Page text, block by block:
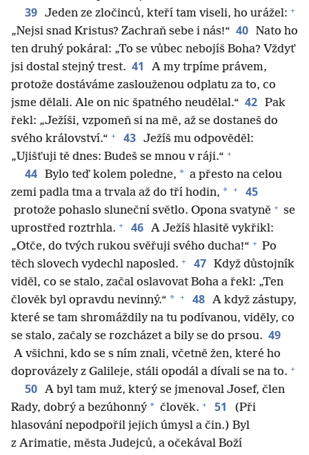
39 Jeden ze zločinců, kteří tam viseli, ho urážel: +
„Nejsi snad Kristus? Zachraň sebe i nás!“ 40 Nato ho
ten druhý pokáral: „To se vůbec nebojíš Boha? Vždyť
jsi dostal stejný trest. 41
A my trpíme právem,
protože dostáváme zaslouženou odplatu za to, co
jsme dělali. Ale on nic špatného neudělal.“ 42 Pak
řekl: „Ježíši, vzpomeň si na mě, až se dostaneš do
svého království.“ + 43 Ježíš mu odpověděl:
„Ujišťuji tě dnes: Budeš se mnou v ráji.“ +
44 Bylo teď kolem poledne, * a přesto na celou
zemi padla tma a trvala až do tří hodin, * + 45
protože pohaslo sluneční světlo. Opona svatyně + se
uprostřed roztrhla. + 46 A Ježíš hlasitě vykřikl:
„Otče, do tvých rukou svěřuji svého ducha!“ + Po
těch slovech vydechl naposled. + 47 Když důstojník
viděl, co se stalo, začal oslavovat Boha a řekl: „Ten
člověk byl opravdu nevinný.“ * + 48 A když zástupy,
které se tam shromáždily na tu podívanou, viděly, co
se stalo, začaly se rozcházet a bily se do prsou. 49
A všichni, kdo se s ním znali, včetně žen, které ho
doprovázely z Galileje, stáli opodál a dívali se na to. +
50 A byl tam muž, který se jmenoval Josef, člen
Rady, dobrý a bezúhonný * člověk. + 51
(Při
hlasování nepodpořil jejich úmysl a čin.) Byl
z Arimatie, města Judejců, a očekával Boží